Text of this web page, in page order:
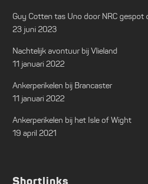
Guy Cotten tas Uno door NRC gespot
23 juni 2023
Nachtelijk avontuur bij Vlieland
11 januari 2022
Ankerperikelen bij Brancaster
11 januari 2022
Ankerperikelen bij het Isle of Wight
19 april 2021
Shortlinks